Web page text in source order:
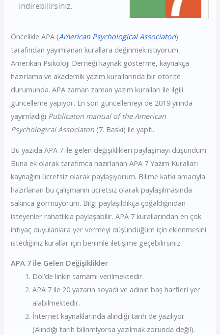
indirebilirsiniz.
Öncelikle APA (American Psychological Associaton)
tarafından yayımlanan kurallara değinmek istiyorum.
Amerikan Psikoloji Derneği kaynak gösterme, kaynakça
hazırlama ve akademik yazım kurallarında bir otorite
durumunda. APA zaman zaman yazım kuralları ile ilgili
güncelleme yapıyor. En son güncellemeyi de 2019 yılında
yayımladığı Publicaton manual of the American
Psychological Associaton (7. Baskı) ile yaptı.
Bu yazıda APA 7 ile gelen değişiklikleri paylaşmayı düşündüm.
Buna ek olarak tarafımca hazırlanan APA 7 Yazım Kuralları
kaynağını ücretsiz olarak paylaşıyorum. Bilime katkı amacıyla
hazırlanan bu çalışmanın ücretsiz olarak paylaşılmasında
sakınca görmüyorum. Bilgi paylaşıldıkça çoğaldığından
isteyenler rahatlıkla paylaşabilir. APA 7 kurallarından en çok
ihtiyaç duyulanlara yer vermeyi düşündüğüm için eklenmesini
istediğiniz kurallar için benimle iletişime geçebilirsiniz.
APA 7 ile Gelen Değişiklikler
Doi’de linkin tamamı verilmektedir.
APA 7 ile 20 yazarın soyadı ve adının baş harfleri yer
alabilmektedir.
İnternet kaynaklarında alındığı tarih de yazılıyor
(Alındığı tarih bilinmiyorsa yazılmak zorunda değil).